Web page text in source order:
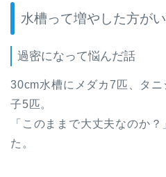
水槽って増やした方がい
過密になって悩んだ話
30cm水槽にメダカ7匹、タ
子5匹。
「このままで大丈夫なのか
た。